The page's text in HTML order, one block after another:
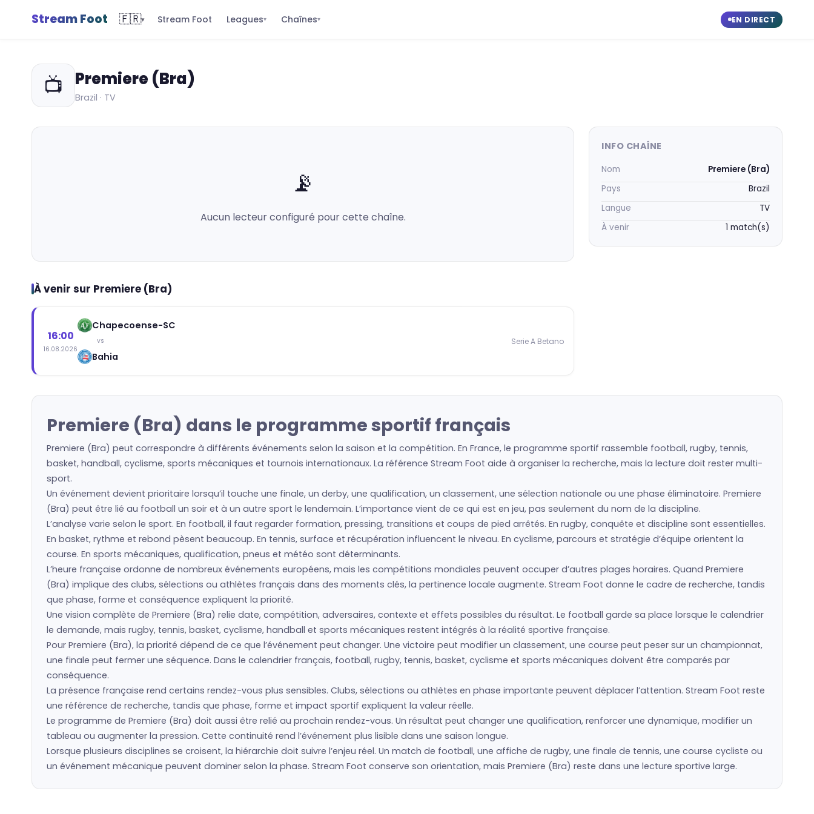
Stream Foot 🇫🇷▾ Stream Foot Leagues▾ Chaînes▾ EN DIRECT
📺 Premiere (Bra)
Brazil · TV
📡
Aucun lecteur configuré pour cette chaîne.
À venir sur Premiere (Bra)
16:00
16.08.2026
Chapecoense-SC
vs
Bahia
Serie A Betano
INFO CHAÎNE
Nom
Premiere (Bra)
Pays
Brazil
Langue
TV
À venir
1 match(s)
Premiere (Bra) dans le programme sportif français
Premiere (Bra) peut correspondre à différents événements selon la saison et la compétition. En France, le programme sportif rassemble football, rugby, tennis,
basket, handball, cyclisme, sports mécaniques et tournois internationaux. La référence Stream Foot aide à organiser la recherche, mais la lecture doit rester multi-
sport.
Un événement devient prioritaire lorsqu’il touche une finale, un derby, une qualification, un classement, une sélection nationale ou une phase éliminatoire. Premiere
(Bra) peut être lié au football un soir et à un autre sport le lendemain. L’importance vient de ce qui est en jeu, pas seulement du nom de la discipline.
L’analyse varie selon le sport. En football, il faut regarder formation, pressing, transitions et coups de pied arrêtés. En rugby, conquête et discipline sont essentielles.
En basket, rythme et rebond pèsent beaucoup. En tennis, surface et récupération influencent le niveau. En cyclisme, parcours et stratégie d’équipe orientent la
course. En sports mécaniques, qualification, pneus et météo sont déterminants.
L’heure française ordonne de nombreux événements européens, mais les compétitions mondiales peuvent occuper d’autres plages horaires. Quand Premiere
(Bra) implique des clubs, sélections ou athlètes français dans des moments clés, la pertinence locale augmente. Stream Foot donne le cadre de recherche, tandis
que phase, forme et conséquence expliquent la priorité.
Une vision complète de Premiere (Bra) relie date, compétition, adversaires, contexte et effets possibles du résultat. Le football garde sa place lorsque le calendrier
le demande, mais rugby, tennis, basket, cyclisme, handball et sports mécaniques restent intégrés à la réalité sportive française.
Pour Premiere (Bra), la priorité dépend de ce que l’événement peut changer. Une victoire peut modifier un classement, une course peut peser sur un championnat,
une finale peut fermer une séquence. Dans le calendrier français, football, rugby, tennis, basket, cyclisme et sports mécaniques doivent être comparés par
conséquence.
La présence française rend certains rendez-vous plus sensibles. Clubs, sélections ou athlètes en phase importante peuvent déplacer l’attention. Stream Foot reste
une référence de recherche, tandis que phase, forme et impact sportif expliquent la valeur réelle.
Le programme de Premiere (Bra) doit aussi être relié au prochain rendez-vous. Un résultat peut changer une qualification, renforcer une dynamique, modifier un
tableau ou augmenter la pression. Cette continuité rend l’événement plus lisible dans une saison longue.
Lorsque plusieurs disciplines se croisent, la hiérarchie doit suivre l’enjeu réel. Un match de football, une affiche de rugby, une finale de tennis, une course cycliste ou
un événement mécanique peuvent dominer selon la phase. Stream Foot conserve son orientation, mais Premiere (Bra) reste dans une lecture sportive large.